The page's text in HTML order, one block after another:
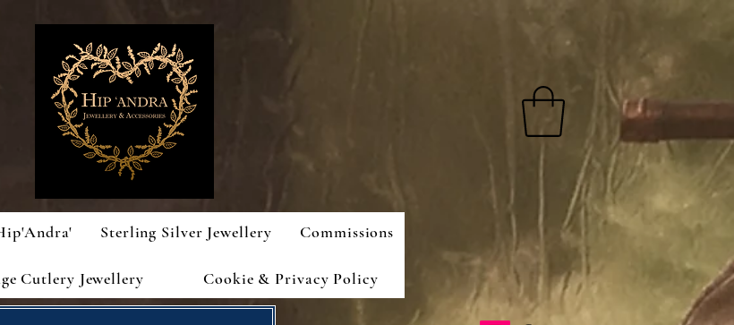
Sterling Silver Jewellery Commissions
Cutlery Jewellery Cookie & Privacy Policy